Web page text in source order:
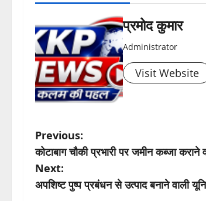
प्रमोद कुमार
Administrator
Visit Website
P
o
s
Previous:
कोटाबाग चौकी प्रभारी पर जमीन कब्जा
Next:
अपशिष्ट पुष्प प्रबंधन से उत्पाद बनाने वाली